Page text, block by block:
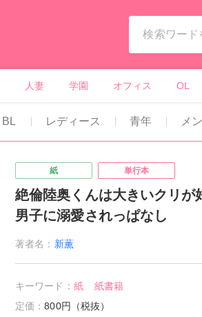
人妻 学園 オフィス OL
BL レディース 青年 メ
紙 単行本
絶倫陸奥くんは大きいクリ
男子に溺愛されっぱなし
著者名： 新薫
キーワード： 紙
紙書籍
定価：800円（税抜）